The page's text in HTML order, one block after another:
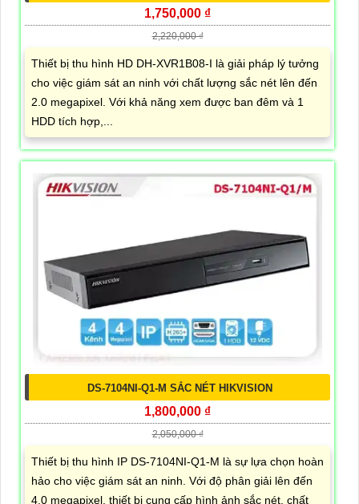
1,750,000 ₫
2,220,000 ₫
Thiết bị thu hình HD DH-XVR1B08-I là giải pháp lý tưởng
cho việc giám sát an ninh với chất lượng sắc nét lên đến
2.0 megapixel. Với khả năng xem được ban đêm và 1
HDD tích hợp,...
DS-7104NI-Q1-M SẮC NÉT HIKVISION
1,800,000 ₫
2,050,000 ₫
Thiết bị thu hình IP DS-7104NI-Q1-M là sự lựa chọn hoàn
hảo cho việc giám sát an ninh. Với độ phân giải lên đến
4.0 megapixel, thiết bị cung cấp hình ảnh sắc nét, chất